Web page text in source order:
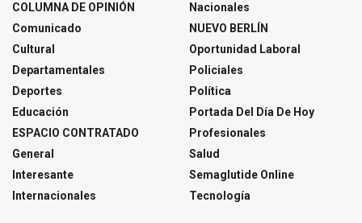
COLUMNA DE OPINIÓN
Comunicado
Cultural
Departamentales
Deportes
Educación
ESPACIO CONTRATADO
General
Interesante
Internacionales
Nacionales
NUEVO BERLÍN
Oportunidad Laboral
Policiales
Política
Portada Del Día De Hoy
Profesionales
Salud
Semaglutide Online
Tecnología